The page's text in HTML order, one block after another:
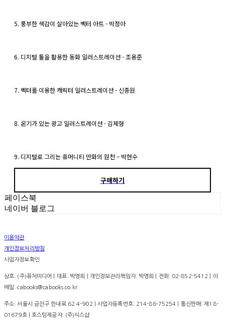
5. 풍부한 색감이 살아있는 벡터 아트 - 박정아
6. 디지털 툴을 활용한 동화 일러스트레이션 - 조용준
7. 벡터를 이용한 캐릭터 일러스트레이션 - 신종원
8. 온기가 있는 광고 일러스트레이션 - 김제형
9. 디지털로 그리는 휴머니티 만화의 원천 – 박현수
구매하기
페이스북
네이버 블로그
이용약관
개인정보처리방침
사업자정보확인
상호: (주)퓨처미디어 | 대표: 박영희 | 개인정보관리책임자: 박영희 | 전화: 02-852-5412 | 이
메일: cabooks@cabooks.co.kr
주소: 서울시 금천구 한내로 62 4-902 | 사업자등록번호: 214-86-75254 | 통신판매:제18-
01679호| 호스팅제공자: (주)식스샵